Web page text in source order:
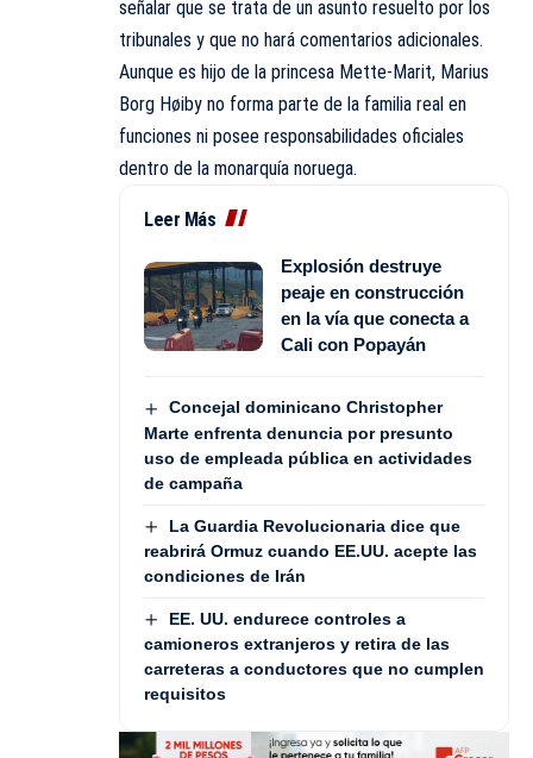
señalar que se trata de un asunto resuelto por los
tribunales y que no hará comentarios adicionales.
Aunque es hijo de la princesa Mette-Marit, Marius
Borg Høiby no forma parte de la familia real en
funciones ni posee responsabilidades oficiales
dentro de la monarquía noruega.
Leer Más
Explosión destruye
peaje en construcción
en la vía que conecta a
Cali con Popayán
Concejal dominicano Christopher
Marte enfrenta denuncia por presunto
uso de empleada pública en actividades
de campaña
La Guardia Revolucionaria dice que
reabrirá Ormuz cuando EE.UU. acepte las
condiciones de Irán
EE. UU. endurece controles a
camioneros extranjeros y retira de las
carreteras a conductores que no cumplen
requisitos